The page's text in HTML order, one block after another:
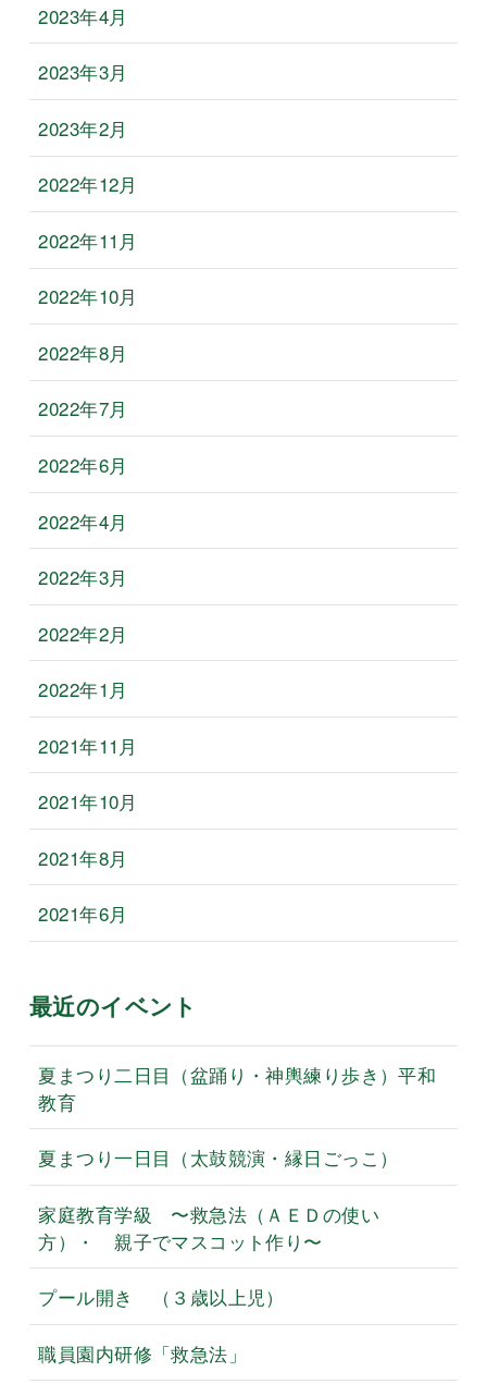
2023年4月
2023年3月
2023年2月
2022年12月
2022年11月
2022年10月
2022年8月
2022年7月
2022年6月
2022年4月
2022年3月
2022年2月
2022年1月
2021年11月
2021年10月
2021年8月
2021年6月
最近のイベント
夏まつり二日目（盆踊り・神輿練り歩き）平和
教育
夏まつり一日目（太鼓競演・縁日ごっこ）
家庭教育学級 〜救急法（ＡＥＤの使い
方）・ 親子でマスコット作り〜
プール開き （３歳以上児）
職員園内研修「救急法」